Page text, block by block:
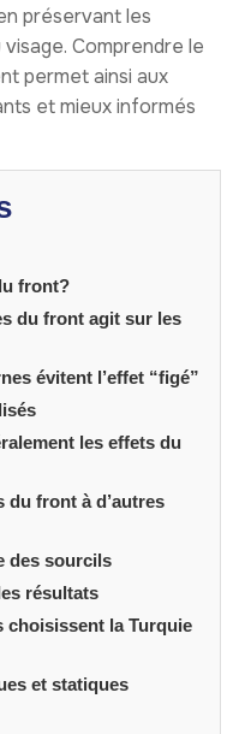
préservant les
Comprendre le
permet ainsi aux
et mieux informés
front?
du front agit sur les
évitent l’effet “figé”
les effets du
front à d’autres
des sourcils
résultats
choisissent la Turquie
et statiques